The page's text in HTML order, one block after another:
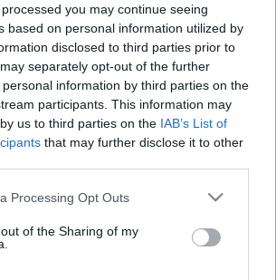
you may continue seeing
based on personal information utilized by
disclosed to third parties prior to
separately opt-out of the further
information by third parties on the
participants. This information may
us to third parties on the IAB’s List of
that may further disclose it to other
website/app uses one or more Google
visit or usage behaviour. You may click to
to Google and its third-party tags to
specified purposes in below Google
Processing Opt Outs
of the Sharing of my
születnek.
tavasszal sugározzák, télen
televíziós csatornáján mutatják be a
akár 70 millió nézővel ismertetve
nemzetközi tehetségeit.
es évadában a zsűri tagjai között
karmester. A műsor eddigi két
Plácido Domingo mellett olyan